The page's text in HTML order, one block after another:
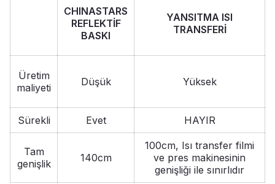
CHINASTARS
REFLEKTİF
BASKI
YANSITMA ISI
TRANSFERİ
Üretim
maliyeti
Düşük Yüksek
Sürekli Evet HAYIR
Tam
genişlik
140cm
100cm, Isı transfer filmi
ve pres makinesinin
genişliği ile sınırlıdır